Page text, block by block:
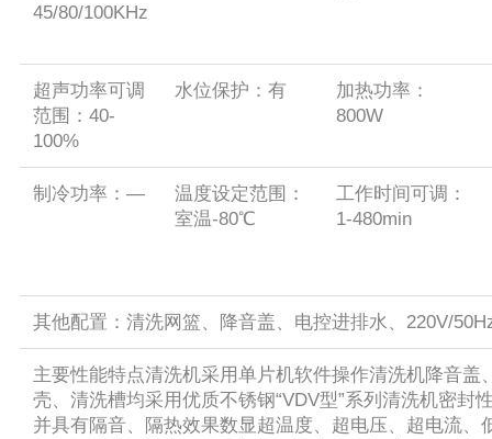
45/80/100KHz
超声功率可调
范围：40-
100%
水位保护：有
加热功率：
800W
制冷功率：—
温度设定范围：
室温-80℃
工作时间可调：
1-480min
其他配置：清洗网篮、降音盖、电控进排水、220V/
主要性能特点清洗机采用单片机软件操作清洗机降音盖
壳、清洗槽均采用优质不锈钢“VDV型”系列清洗机密封
并具有隔音、隔热效果数显超温度、超电压、超电流、